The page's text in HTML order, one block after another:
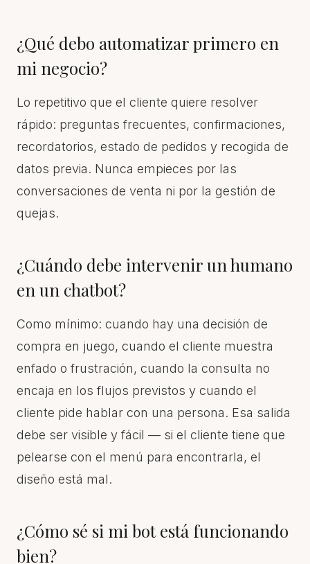
¿Qué debo automatizar primero en
mi negocio?
Lo repetitivo que el cliente quiere resolver
rápido: preguntas frecuentes, confirmaciones,
recordatorios, estado de pedidos y recogida de
datos previa. Nunca empieces por las
conversaciones de venta ni por la gestión de
quejas.
¿Cuándo debe intervenir un humano
en un chatbot?
Como mínimo: cuando hay una decisión de
compra en juego, cuando el cliente muestra
enfado o frustración, cuando la consulta no
encaja en los flujos previstos y cuando el
cliente pide hablar con una persona. Esa salida
debe ser visible y fácil — si el cliente tiene que
pelearse con el menú para encontrarla, el
diseño está mal.
¿Cómo sé si mi bot está funcionando
bien?